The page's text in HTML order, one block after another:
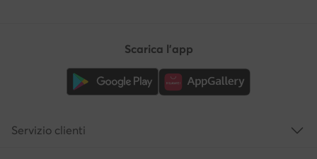
Scarica l'app
Servizio clienti